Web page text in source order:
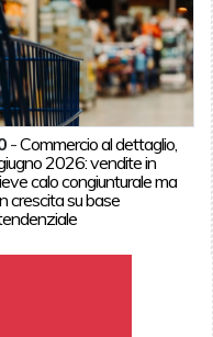
-Commercio al dettaglio,
2026: vendite in
calo congiunturale ma
crescita su base